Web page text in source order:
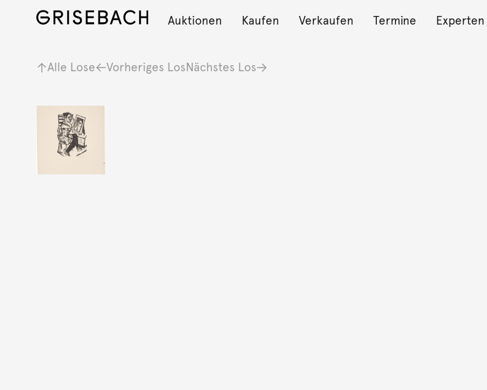
Auktionen Kaufen Verkaufen Termine Experten
Alle Lose Vorheriges LosNächstes Los